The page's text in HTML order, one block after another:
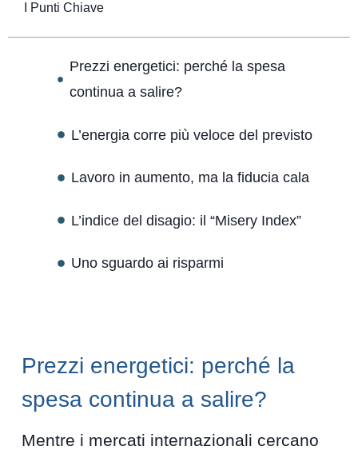
I Punti Chiave
Prezzi energetici: perché la spesa
continua a salire?
L’energia corre più veloce del previsto
Lavoro in aumento, ma la fiducia cala
L’indice del disagio: il “Misery Index”
Uno sguardo ai risparmi
Prezzi energetici: perché la
spesa continua a salire?
Mentre i mercati internazionali cercano